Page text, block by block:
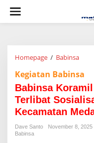
w
Homepage / Babinsa
b
i
n
s
a
o
Kegiatan Babinsa
Babinsa
Terlibat
Kecamatan
Dave Santo
November 8, 2025
Babinsa